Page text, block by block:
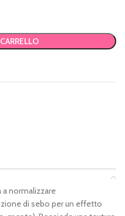
a normalizzare
di sebo per un effetto